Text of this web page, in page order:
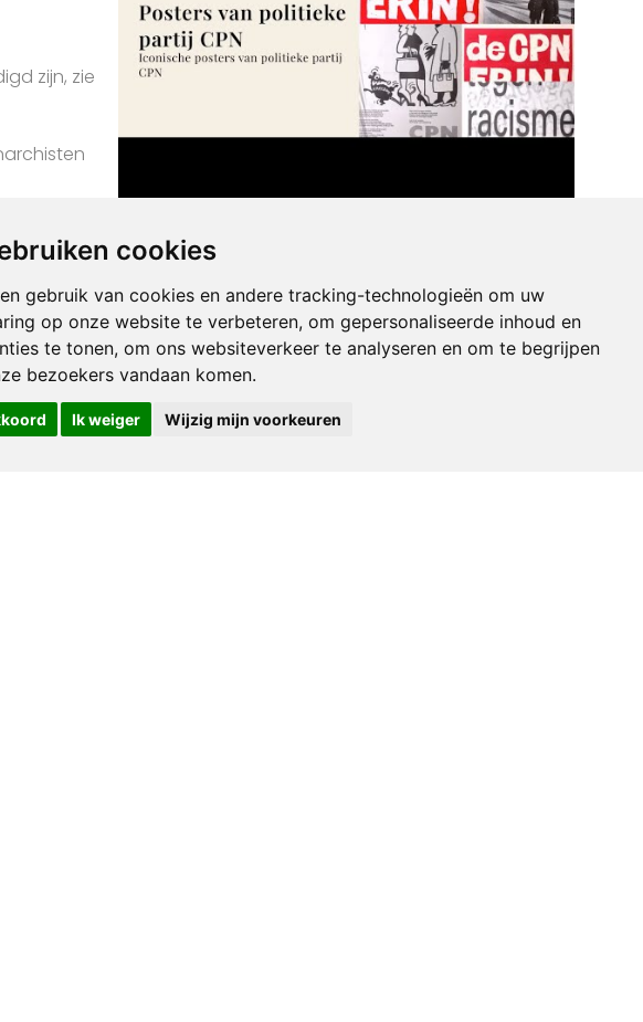
cookies
gebruik van cookies en andere tracking-technologieën om uw
op onze website te verbeteren, om gepersonaliseerde inhoud en
te tonen, om ons websiteverkeer te analyseren en om te begrijpen
bezoekers vandaan komen.
Ik weiger Wijzig mijn voorkeuren
zijn, zie
posters van politieke partij CPN
Counterculture